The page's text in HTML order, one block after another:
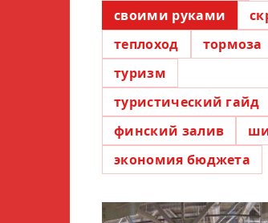
своими руками
теплоход
тормоза
туризм
туристический гайд
финский залив
экономия бюджета